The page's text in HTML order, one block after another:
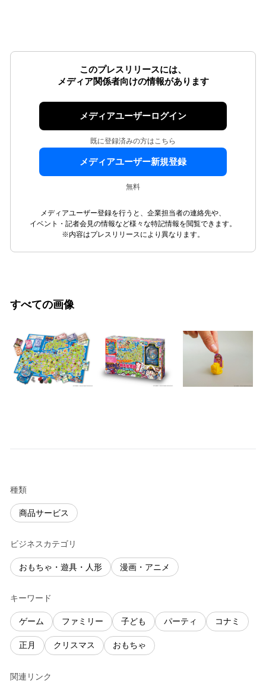
このプレスリリースには、
メディア関係者向けの情報があります
メディアユーザーログイン
既に登録済みの方はこちら
メディアユーザー新規登録
無料
メディアユーザー登録を行うと、企業担当者の連絡先や、
イベント・記者会見の情報など様々な特記情報を閲覧できます。
※内容はプレスリリースにより異なります。
すべての画像
種類
商品サービス
ビジネスカテゴリ
おもちゃ・遊具・人形 漫画・アニメ
キーワード
ゲーム ファミリー 子ども パーティ コナミ
正月 クリスマス おもちゃ
関連リンク